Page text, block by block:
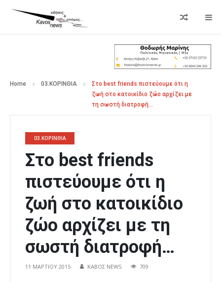
Home 03.ΚΟΡΙΝΘΙΑ
Στο best friends πιστεύουμε ότι η
ζωή στο κατοικίδιο ζώο αρχίζει με
τη σωστή διατροφή…
03.ΚΟΡΙΝΘΙΑ
Στο best friends
πιστεύουμε ότι η
ζωή στο κατοικίδιο
ζώο αρχίζει με τη
σωστή διατροφή…
11 ΜΑΡΤΊΟΥ 2015 ΚΑΒΟΣ NEWS 709